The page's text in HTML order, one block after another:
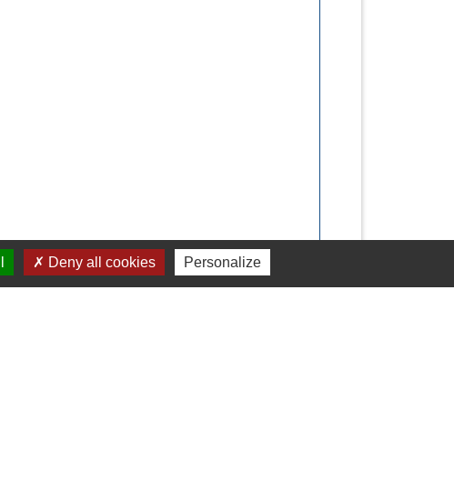
Deny all cookies Personalize